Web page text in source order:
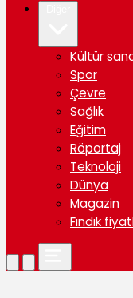
Kültür
Spor
Çevre
Sağlık
Eğitim
Röportaj
Teknoloji
Dünya
Magazin
Fındık